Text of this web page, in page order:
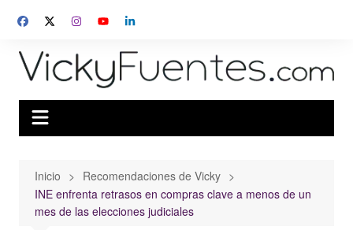
contenido
Inicio
Recomendaciones de Vicky
INE enfrenta retrasos en compras clave a menos de un
mes de las elecciones judiciales